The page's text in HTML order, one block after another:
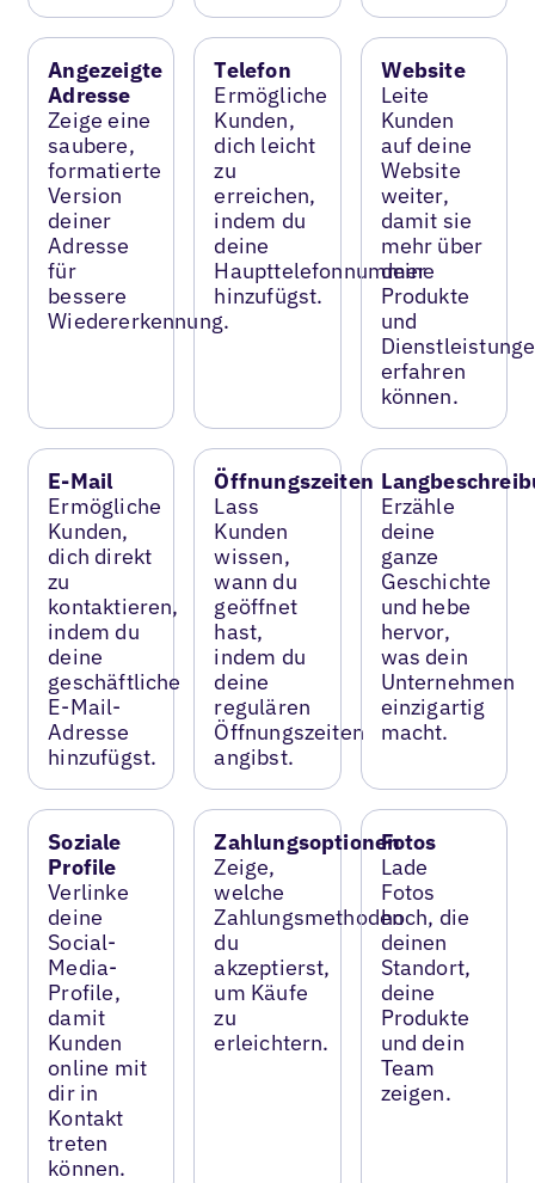
Angezeigte
Adresse
Zeige eine
saubere,
formatierte
Version
deiner
Adresse
für
bessere
Wiedererkennung.
Telefon
Ermögliche
Kunden,
dich leicht
zu
erreichen,
indem du
deine
Haupttelefonnummer
hinzufügst.
Website
Leite
Kunden
auf deine
Website
weiter,
damit sie
mehr über
deine
Produkte
und
erfahren
können.
E-Mail
Ermögliche
Kunden,
dich direkt
zu
kontaktieren,
indem du
deine
geschäftliche
E-Mail-
Adresse
hinzufügst.
Öffnungszeiten
Lass
Kunden
wissen,
wann du
geöffnet
hast,
indem du
deine
regulären
Öffnungszeiten
angibst.
Erzähle
deine
ganze
Geschichte
und hebe
hervor,
was dein
Unternehmen
einzigartig
macht.
Soziale
Profile
Verlinke
deine
Social-
Media-
Profile,
damit
Kunden
online mit
dir in
Kontakt
treten
können.
Zahlungsoptionen
Zeige,
welche
Zahlungsmethoden
du
akzeptierst,
um Käufe
zu
erleichtern.
Fotos
Lade
Fotos
hoch, die
deinen
Standort,
deine
Produkte
und dein
Team
zeigen.